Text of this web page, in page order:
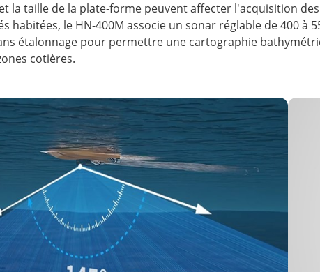
la taille de la plate-forme peuvent affecter l'acquisition
habitées, le HN-400M associe un sonar réglable de 400
étalonnage pour permettre une cartographie
cotières.